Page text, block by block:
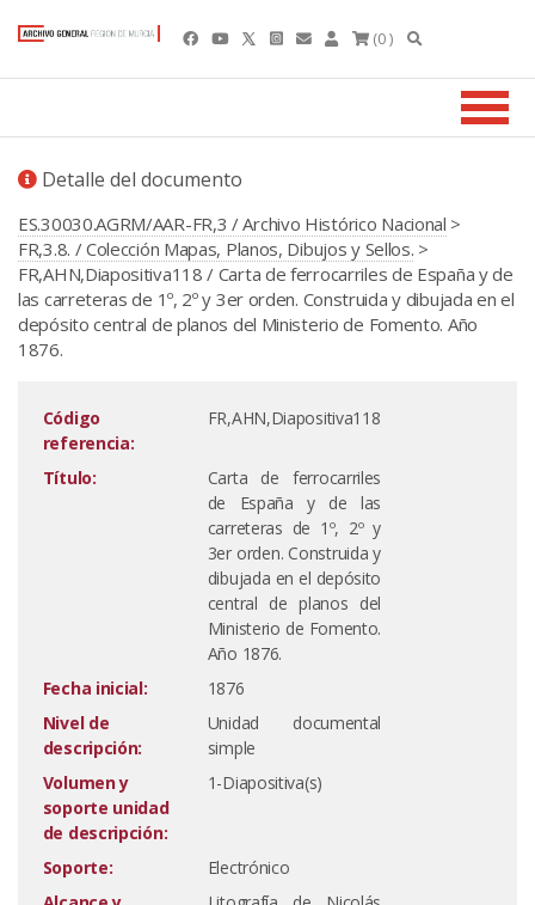
(0 )
Detalle del documento
ES.30030.AGRM/AAR-FR,3 / Archivo Histórico Nacional >
FR,3.8. / Colección Mapas, Planos, Dibujos y Sellos. >
FR,AHN,Diapositiva118 / Carta de ferrocarriles de España y de
las carreteras de 1º, 2º y 3er orden. Construida y dibujada en el
depósito central de planos del Ministerio de Fomento. Año
1876.
Código
referencia:
FR,AHN,Diapositiva118
Título:
Carta de ferrocarriles
de España y de las
carreteras de 1º, 2º y
3er orden. Construida y
dibujada en el depósito
central de planos del
Ministerio de Fomento.
Año 1876.
Fecha inicial:
1876
Nivel de
descripción:
Unidad documental
simple
Volumen y
soporte unidad
de descripción:
1-Diapositiva(s)
Soporte:
Electrónico